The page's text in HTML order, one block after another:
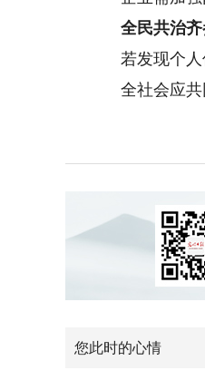
全民共治
若发现个人信
全社会应共同
您此时的心情